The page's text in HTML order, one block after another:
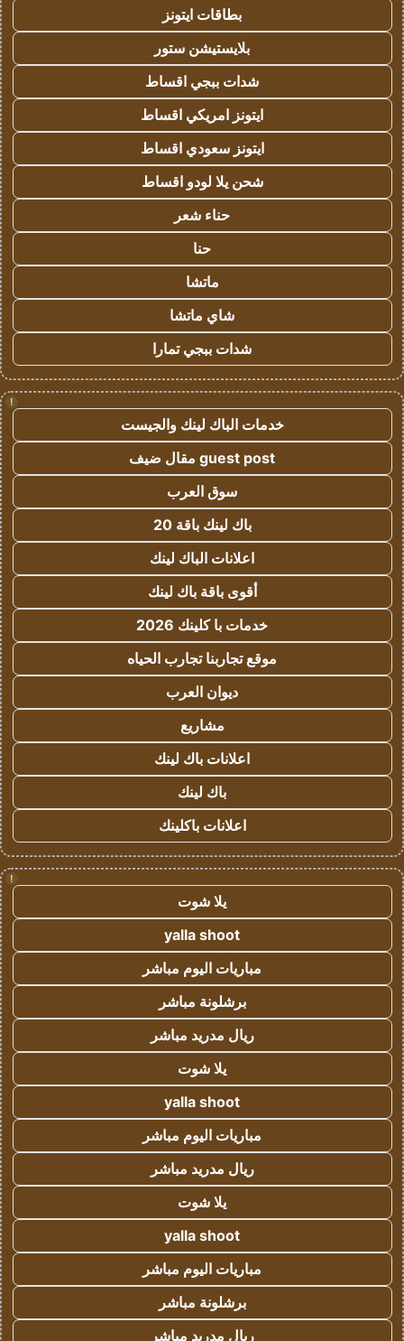
بطاقات ايتونز
بلايستيشن ستور
شدات ببجي اقساط
ايتونز امريكي اقساط
ايتونز سعودي اقساط
شحن يلا لودو اقساط
حناء شعر
حنا
ماتشا
شاي ماتشا
شدات ببجي تمارا
!
خدمات الباك لينك والجيست
guest post مقال ضيف
سوق العرب
باك لينك باقة 20
اعلانات الباك لينك
أقوى باقة باك لينك
خدمات با كلينك 2026
موقع تجاربنا تجارب الحياه
ديوان العرب
مشاريع
اعلانات باك لينك
باك لينك
اعلانات باكلينك
!
يلا شوت
yalla shoot
مباريات اليوم مباشر
برشلونة مباشر
ريال مدريد مباشر
يلا شوت
yalla shoot
مباريات اليوم مباشر
ريال مدريد مباشر
يلا شوت
yalla shoot
مباريات اليوم مباشر
برشلونة مباشر
ريال مدريد مباشر